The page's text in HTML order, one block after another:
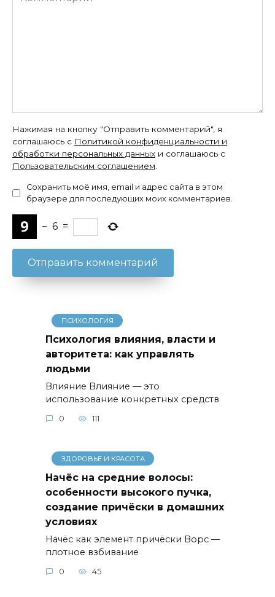
Нажимая на кнопку "Отправить комментарий", я
соглашаюсь с Политикой конфиденциальности и
обработки персональных данных и соглашаюсь с
Пользовательским соглашением.
Сохранить моё имя, email и адрес сайта в этом
браузере для последующих моих комментариев.
− 6 =
ПСИХОЛОГИЯ
Психология влияния, власти и
авторитета: как управлять
людьми
Влияние Влияние — это
использование конкретных средств
0 111
ЗДОРОВЬЕ И КРАСОТА
Начёс на средние волосы:
особенности высокого пучка,
создание причёски в домашних
условиях
Начёс как элемент причёски Ворс —
плотное взбивание
0 45